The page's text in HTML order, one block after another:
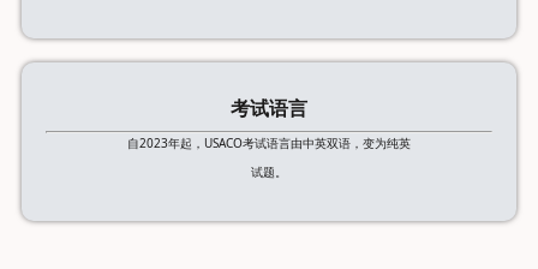
考试语言
自2023年起，USACO考试语言由中英双语，变为纯英
试题。